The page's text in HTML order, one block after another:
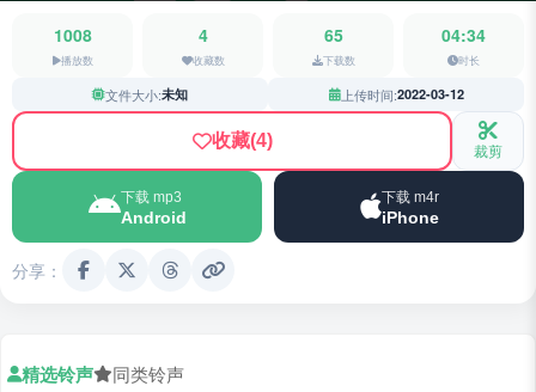
1008
播放数
4
收藏数
65
下载数
04:34
时长
文件大小:未知 上传时间:2022-03-12
收藏(4) 裁剪
下载 mp3
Android
下载 m4r
iPhone
分享：
精选铃声 同类铃声